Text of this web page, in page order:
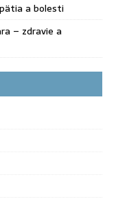
a bolesti
– zdravie a